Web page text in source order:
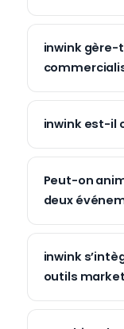
inwink gère-
inwink est-il
Peut-on
deux
inwink
outils